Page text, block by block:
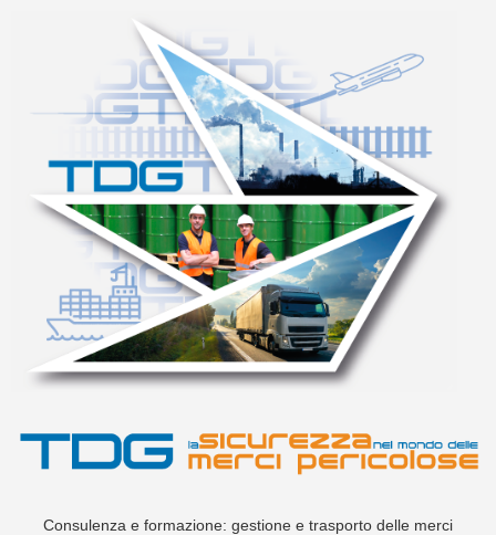
Consulenza e formazione: gestione e trasporto delle merci